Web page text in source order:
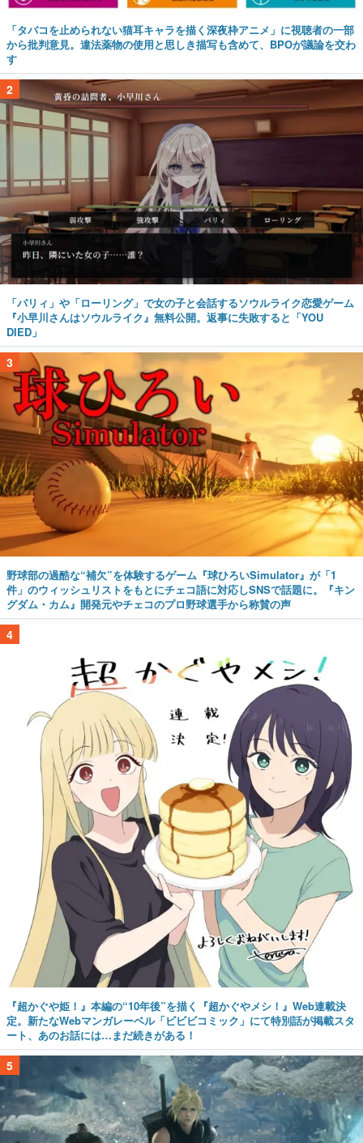
「タバコを止められない猫耳キャラを描く深夜枠アニメ」に視聴者の一部
から批判意見。違法薬物の使用と思しき描写も含めて、BPOが議論を交わ
す
2
「パリィ」や「ローリング」で女の子と会話するソウルライク恋愛ゲーム
『小早川さんはソウルライク』無料公開。返事に失敗すると「YOU
DIED」
3
野球部の過酷な“補欠”を体験するゲーム『球ひろいSimulator』が「1
件」のウィッシュリストをもとにチェコ語に対応しSNSで話題に。『キン
グダム・カム』開発元やチェコのプロ野球選手から称賛の声
4
『超かぐや姫！』本編の“10年後”を描く『超かぐやメシ！』Web連載決
定。新たなWebマンガレーベル「ビビビコミック」にて特別話が掲載スタ
ート、あのお話には…まだ続きがある！
5